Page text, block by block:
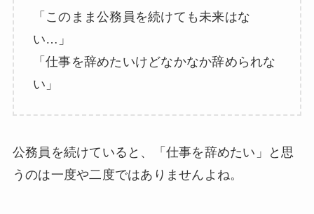
「このまま公務員を続けても未来はな
い…」
「仕事を辞めたいけどなかなか辞められな
い」
公務員を続けていると、「仕事を辞めたい」と思
うのは一度や二度ではありませんよね。